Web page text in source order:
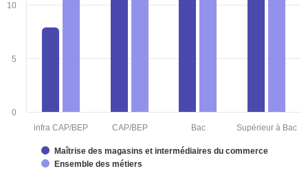
Maîtrise des magasins et intermédiaires du commerce
Ensemble des métiers
infra CAP/BEP CAP/BEP Bac Supérieur à Bac
0
5
10